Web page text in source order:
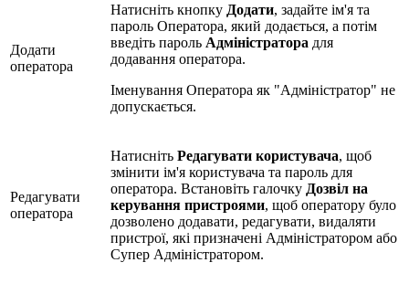
Додати
оператора
Натисніть кнопку Додати, задайте ім'я та
пароль Оператора, який додається, а потім
введіть пароль Адміністратора для
додавання оператора.
Іменування Оператора як "Адміністратор" не
допускається.
Редагувати
оператора
Натисніть Редагувати користувача, щоб
змінити ім'я користувача та пароль для
оператора. Встановіть галочку Дозвіл на
керування пристроями, щоб оператору було
дозволено додавати, редагувати, видаляти
пристрої, які призначені Адміністратором або
Супер Адміністратором.